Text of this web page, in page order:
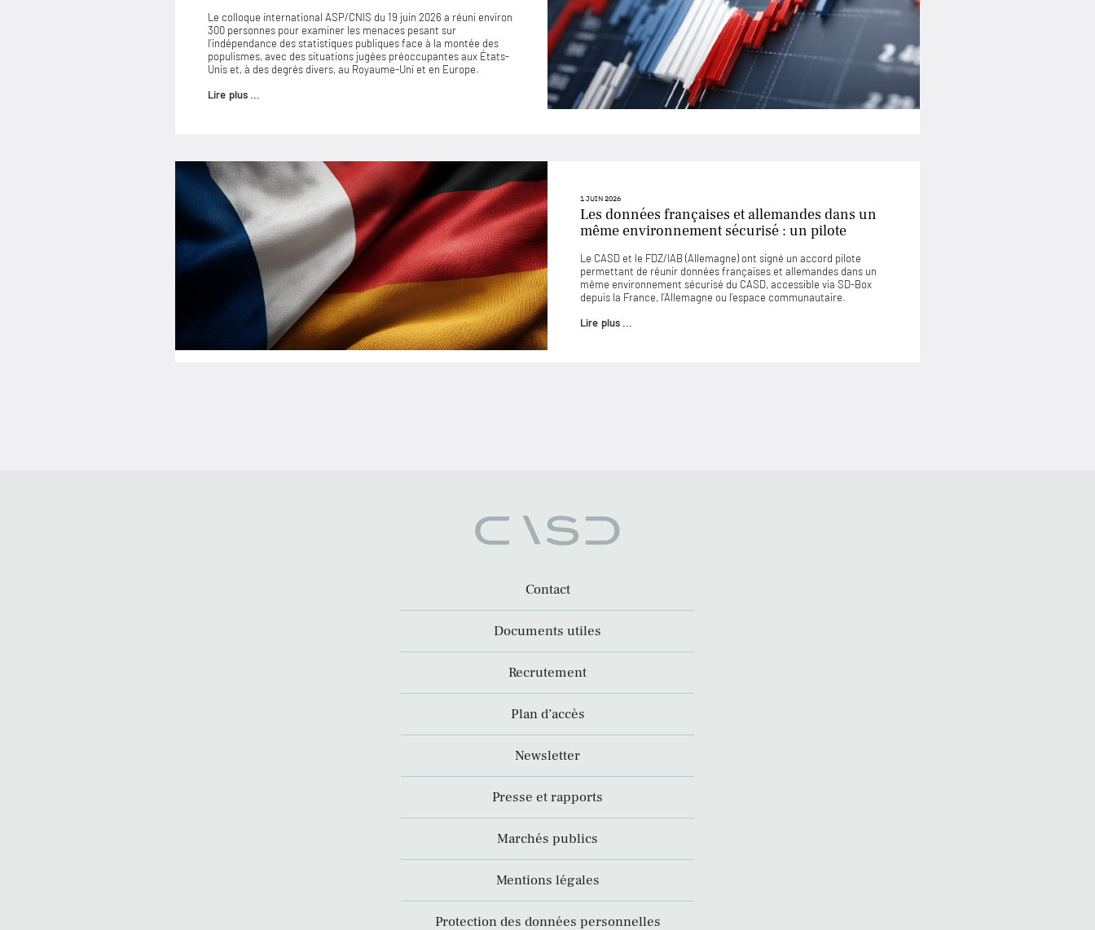
Le colloque international ASP/CNIS du 19 juin 2026 a réuni environ
300 personnes pour examiner les menaces pesant sur
l’indépendance des statistiques publiques face à la montée des
populismes, avec des situations jugées préoccupantes aux États-
Unis et, à des degrés divers, au Royaume-Uni et en Europe.
Lire plus ...
1 JUIN 2026
Les données françaises et allemandes dans un
même environnement sécurisé : un pilote
Le CASD et le FDZ/IAB (Allemagne) ont signé un accord pilote
permettant de réunir données françaises et allemandes dans un
même environnement sécurisé du CASD, accessible via SD-Box
depuis la France, l’Allemagne ou l’espace communautaire.
Lire plus ...
Contact
Documents utiles
Recrutement
Plan d’accès
Newsletter
Presse et rapports
Marchés publics
Mentions légales
Protection des données personnelles